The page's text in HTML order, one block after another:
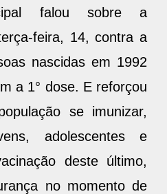
falou sobre a
feira, 14, contra a
nascidas em 1992
a 1° dose. E reforçou
se imunizar,
adolescentes e
deste último,